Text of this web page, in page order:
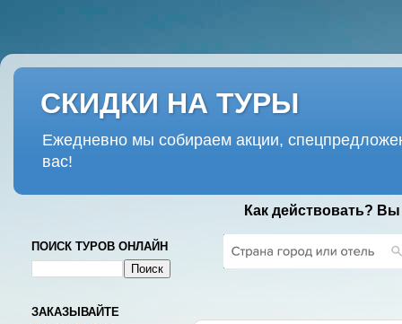
СКИДКИ НА ТУРЫ
Ежедневно мы собираем акции,
вас!
Как действовать?
ПОИСК ТУРОВ ОНЛАЙН
ЗАКАЗЫВАЙТЕ